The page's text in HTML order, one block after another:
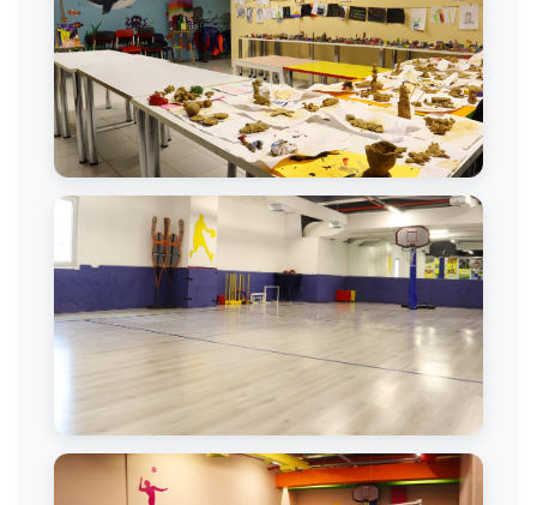
Sanat Çalışması
Mini Basketbol Sahası